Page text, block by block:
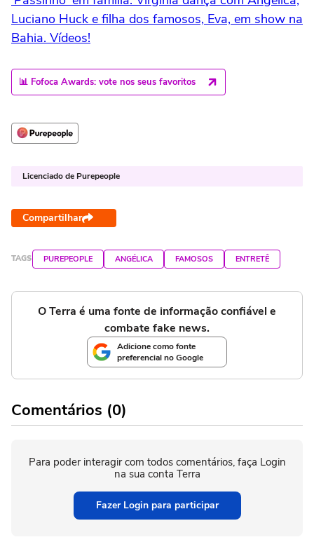
Luciano Huck e filha dos famosos, Eva, em show na
Bahia. Vídeos!
📊 Fofoca Awards: vote nos seus favoritos
Licenciado de Purepeople
Compartilhar
TAGS PUREPEOPLE ANGÉLICA FAMOSOS ENTRETÊ
O Terra é uma fonte de informação confiável e
combate fake news.
Adicione como fonte
preferencial no Google
Comentários (0)
Para poder interagir com todos comentários, faça Login
na sua conta Terra
Fazer Login para participar